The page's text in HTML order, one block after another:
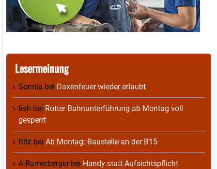
Lesermeinung
Sonnia bei Daxenfeuer wieder erlaubt
fish bei Rotter Bahnunterführung ab Montag voll
gesperrt
Bitz bei Ab Montag: Baustelle an der B15
A Ramerbergerbei Handy statt Aufsichtspflicht